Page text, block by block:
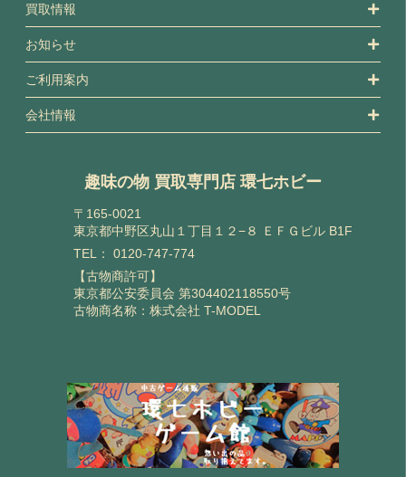
買取情報
お知らせ
ご利用案内
会社情報
趣味の物 買取専門店 環七ホビー
〒165-0021
東京都中野区丸山１丁目１２−８ ＥＦＧビル B1F
TEL： 0120-747-774
【古物商許可】
東京都公安委員会 第304402118550号
古物商名称：株式会社 T-MODEL